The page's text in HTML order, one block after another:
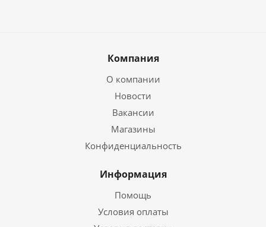
Компания
О компании
Новости
Вакансии
Магазины
Конфиденциальность
Информация
Помощь
Условия оплаты